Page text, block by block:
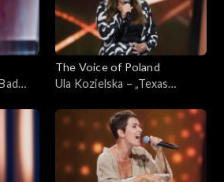
5
The Voice of Poland
Ula Kozielska – „Texas
Poland”, Przesłuchania w
ciemno, 5 października 2024